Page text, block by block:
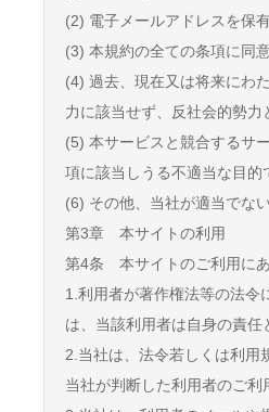
(2) 電子メールアドレスを保
(3) 本規約の全ての条項に同
(4) 過去、現在又は将来にわ
力に該当せず、反社会的勢力
(5) 本サービスと競合するサ
項に該当しうる不適当な目的
(6) その他、当社が適当でな
第3章 本サイトの利用
第4条 本サイトのご利用に
1.利用者が著作権法等の法令
は、当該利用者は自身の責任
2.当社は、法令若しくは利用
当社が判断した利用者のご利